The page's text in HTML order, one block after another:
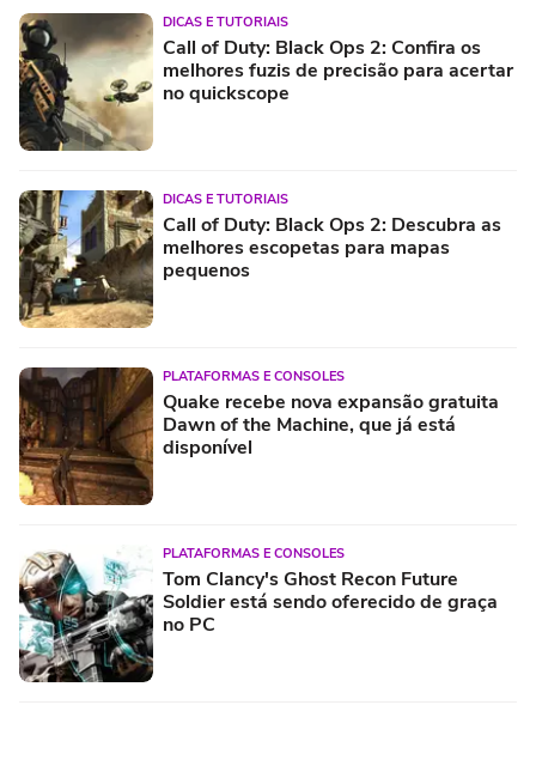
DICAS E TUTORIAIS
Call of Duty: Black Ops 2: Confira os
melhores fuzis de precisão para acertar
no quickscope
DICAS E TUTORIAIS
Call of Duty: Black Ops 2: Descubra as
melhores escopetas para mapas
pequenos
PLATAFORMAS E CONSOLES
Quake recebe nova expansão gratuita
Dawn of the Machine, que já está
disponível
PLATAFORMAS E CONSOLES
Tom Clancy's Ghost Recon Future
Soldier está sendo oferecido de graça
no PC